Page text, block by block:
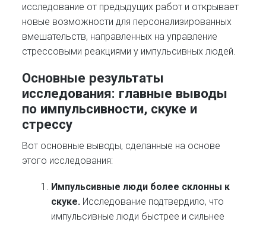
исследование от предыдущих работ и открывает
новые возможности для персонализированных
вмешательств, направленных на управление
стрессовыми реакциями у импульсивных людей.
Основные результаты
исследования: главные выводы
по импульсивности, скуке и
стрессу
Вот основные выводы, сделанные на основе
этого исследования:
Импульсивные люди более склонны к
скуке. Исследование подтвердило, что
импульсивные люди быстрее и сильнее